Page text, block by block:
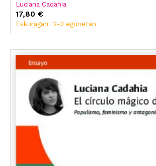
Luciana Cadahia
17,80 €
Eskuragarri 2-3 egunetan